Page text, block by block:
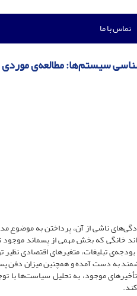
تماس با ما
سیستم‌ها: مطالعه‌ی
ناشی از آن، پرداختن به موضوع
خانگی که بخش مهمی از پسماند موجود
تبلیغات، متغیرهای اقتصادی نظیر
به دست آمده و همچنین میزان دفن
موجود، به تحلیل سیاست‌ها با